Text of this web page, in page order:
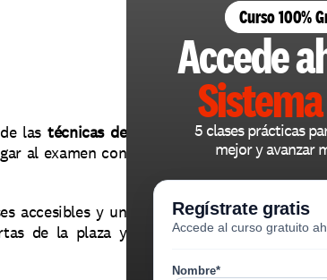
las técnicas de
al examen con
accesibles y un
de la plaza y
Curso 100%
5 clases prácticas
mejor y avanzar
Regístrate gratis
Accede al curso gratuito
Nombre*